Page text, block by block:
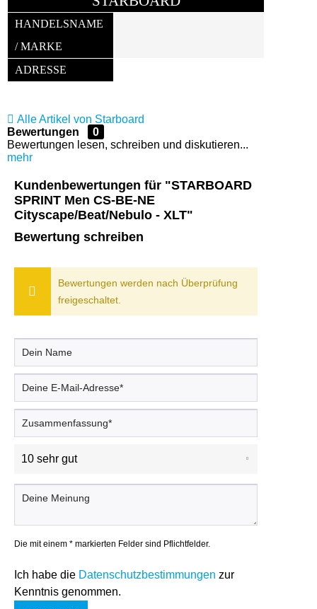
HANDELSNAME
/ MARKE
ADRESSE
Alle Artikel von Starboard
Bewertungen
0
Bewertungen lesen, schreiben und diskutieren...
mehr
Kundenbewertungen für "STARBOARD
SPRINT Men CS-BE-NE
Cityscape/Beat/Nebulo - XLT"
Bewertung schreiben
Bewertungen werden nach Überprüfung
freigeschaltet.
Die mit einem * markierten Felder sind Pflichtfelder.
Ich habe die Datenschutzbestimmungen zur
Kenntnis genommen.